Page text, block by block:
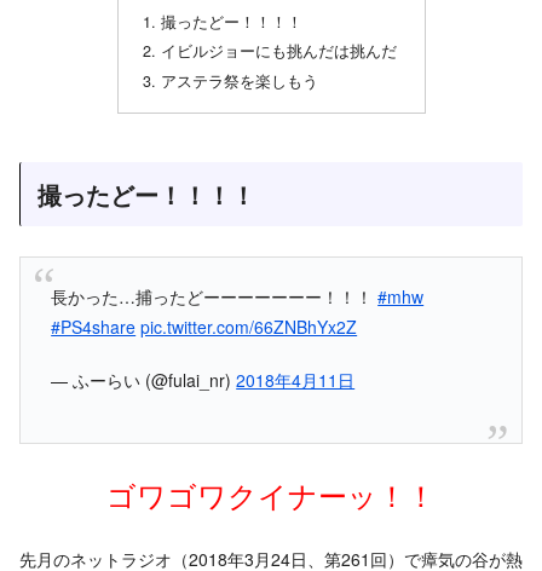
撮ったどー！！！！
イビルジョーにも挑んだは挑んだ
アステラ祭を楽しもう
撮ったどー！！！！
長かった…捕ったどーーーーーーー！！！#mhw
#PS4share pic.twitter.com/66ZNBhYx2Z
— ふーらい (@fulai_nr)2018年4月11日
ゴワゴワクイナーッ！！
先月のネットラジオ（2018年3月24日、第261回）で瘴気の谷が熱